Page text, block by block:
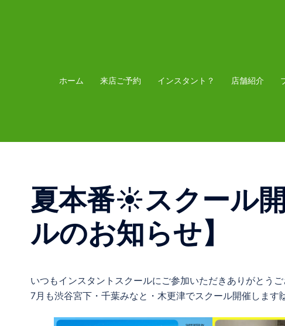
プ
ホーム 来店ご予約 インスタント？ 店舗紹介
夏本番☀️スクール
ルのお知らせ】
いつもインスタントスクールにご参加いただきありがとうご
7月も渋谷宮下・千葉みなと・木更津でスクール開催します